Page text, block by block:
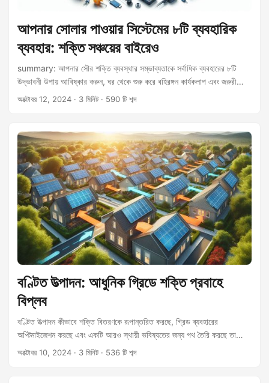
আপনার সোলার পাওয়ার সিস্টেমের ৮টি ব্যবহারিক
ব্যবহার: শক্তি সঞ্চয়ের বাইরেও
summary: আপনার সৌর শক্তি ব্যবস্থার সম্ভাব্যতাকে সর্বাধিক ব্যবহারের ৮টি
উদ্ভাবনী উপায় আবিষ্কার করুন, ঘর থেকে শুরু করে বহিরঙ্গন কার্যকলাপ এবং জরুরী
প্রস্তুতির ক্ষেত্রে। description: প্রচলিত শক্তি সাশ্রয়ের বাইরে সৌর শক্তি
কার্যকলাপ এবং জরুরি পরিস্থিতি। ভূমিকা সৌর শক্তি ব্যবস্থা ক্রমবর্ধমান জনপ্রিয় হয়ে
উঠেছে বিদ্যুৎ বিল হ্রাস ও টেকসই জীবনযাপনকে প্রচার করার একটি উপায় হিসেবে।
তবে, এর সম্ভাবনা কেবল শক্তি সাশ্রয়ে সীমাবদ্ধ নয়। এই প্রবন্ধে, আপনার সৌর
শক্তি ব্যবস্থার ৮টি ব্যবহারিক ও উদ্ভাবনী উপায় বিশদভাবে আলোচনা করা হয়েছে, যা
বিভিন্ন পরিস্থিতিতে এর বহুমুখিতা প্রদর্শন করে।...
অক্টোবর 12, 2024 · 3 মিনিট · 590 টি শব্দ
বণ্টিত উত্পাদন: আধুনিক গ্রিডে শক্তি প্রবাহে
বিপ্লব
বণ্টিত উত্পাদন কীভাবে শক্তি বিতরণকে রূপান্তরিত করছে, গ্রিড ব্যবহারের
অপ্টিমাইজেশন করছে এবং একটি আরও স্থায়ী ভবিষ্যতের জন্য পথ তৈরি করছে তা
জানুন।
অক্টোবর 10, 2024 · 3 মিনিট · 536 টি শব্দ